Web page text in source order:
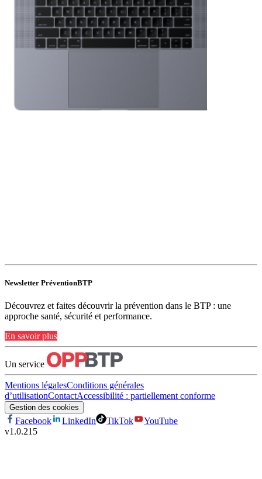
Newsletter PréventionBTP
Découvrez et faites découvrir la prévention dans le BTP : une
approche santé, sécurité et performance.
En savoir plus
Un service
Mentions légalesConditions générales
d’utilisationContactAccessibilité : partiellement conforme
Gestion des cookies
Facebook LinkedIn TikTok
YouTube
v1.0.215